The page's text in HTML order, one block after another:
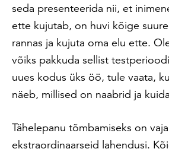
seda presenteerida nii, et
ette kujutab, on huvi kõige
rannas ja kujuta oma elu ette.
võiks pakkuda sellist
uues kodus üks öö, tule vaata,
näeb, millised on naabrid ja
Tähelepanu tõmbamiseks on vaja
ekstraordinaarseid lahendusi.